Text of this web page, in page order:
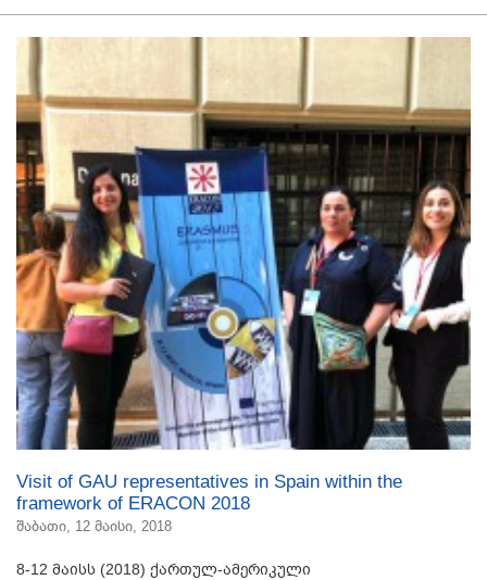
Visit of GAU representatives in Spain within the
framework of ERACON 2018
შაბათი, 12 მაისი, 2018
8-12 მაისს (2018) ქართულ-ამერიკული